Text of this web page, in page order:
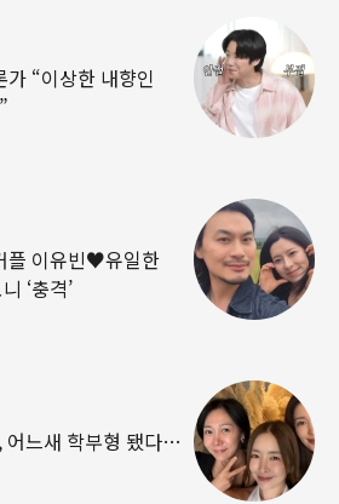
“이상한 내향인
플 이유빈♥유일한
‘충격’
어느새 학부형 됐다…